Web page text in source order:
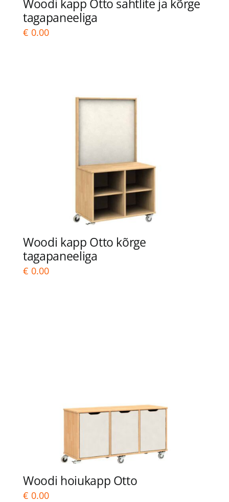
Woodi kapp Otto sahtlite ja kõrge
tagapaneeliga
€ 0.00
Woodi kapp Otto kõrge
tagapaneeliga
€ 0.00
Woodi hoiukapp Otto
€ 0.00